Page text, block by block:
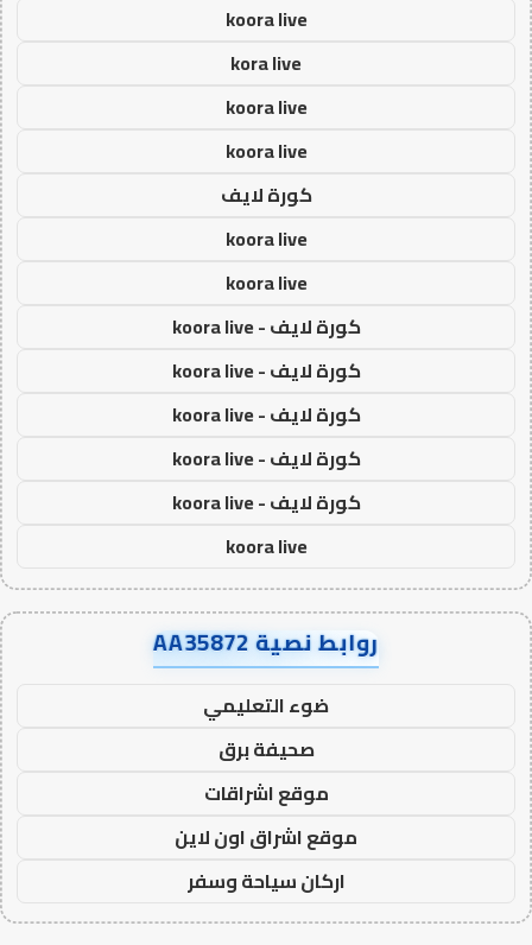
koora live
kora live
koora live
koora live
كورة لايف
koora live
koora live
كورة لايف - koora live
كورة لايف - koora live
كورة لايف - koora live
كورة لايف - koora live
كورة لايف - koora live
koora live
روابط نصية AA35872
ضوء التعليمي
صحيفة برق
موقع اشراقات
موقع اشراق اون لاين
اركان سياحة وسفر